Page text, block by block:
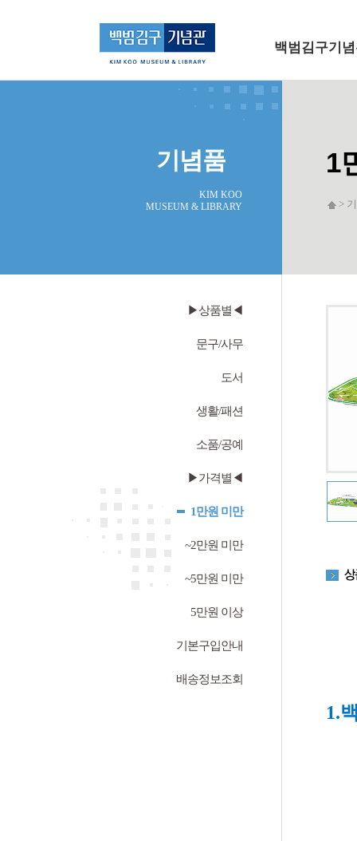
백범김구기
기념품
KIM KOO
MUSEUM & LIBRARY
1
>
▶상품별◀
문구/사무
도서
생활/패션
소품/공예
▶가격별◀
1만원 미만
~2만원 미만
~5만원 미만
5만원 이상
기본구입안내
배송정보조회
1.